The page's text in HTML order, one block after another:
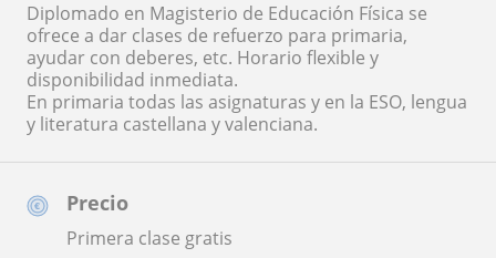
Precio
Primera clase gratis
Diplomado en Magisterio de Educación Física se
ofrece a dar clases de refuerzo para primaria,
ayudar con deberes, etc. Horario flexible y
disponibilidad inmediata.
En primaria todas las asignaturas y en la ESO, lengua
y literatura castellana y valenciana.